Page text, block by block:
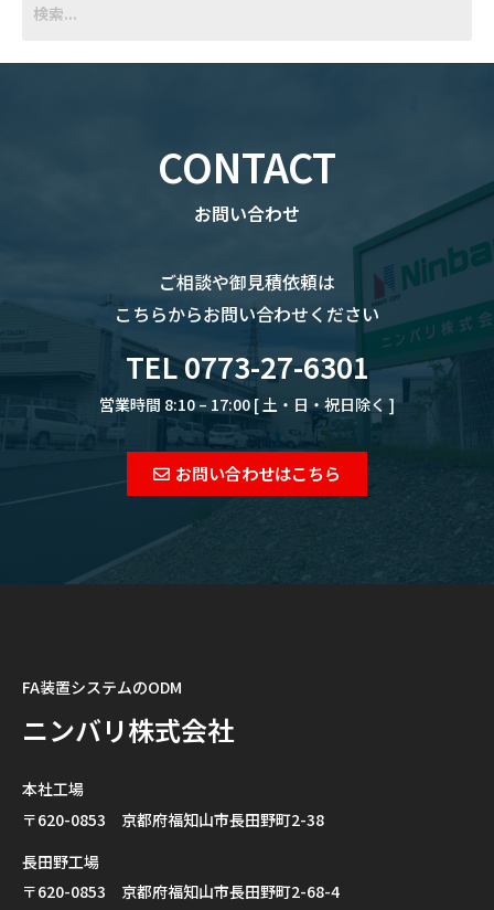
CONTACT
お問い合わせ
ご相談や御見積依頼は
こちらからお問い合わせください
TEL 0773-27-6301
営業時間 8:10 – 17:00 [ 土・日・祝日除く ]
お問い合わせはこちら
FA装置システムのODM
ニンバリ株式会社
本社工場
〒620-0853 京都府福知山市長田野町2-38
長田野工場
〒620-0853 京都府福知山市長田野町2-68-4